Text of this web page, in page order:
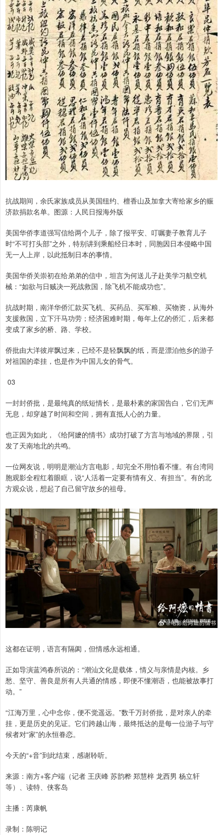
抗战期间，余氏家族成员从美国纽约、檀香山及加拿大寄给家乡的赈
济款捐款名单。图源：人民日报海外版
美国华侨李道强写信给两个儿子，除了报平安、叮嘱妻子教育儿子
时“不可打头部”之外，特别讲到乘船经日本时，同胞因日本侵略中国
无一人上岸，以此抵制日本的事情。
美国华侨关崇初在给弟弟的信中，坦言为何送儿子赴美学习航空机
械：“如欲与日贼决一死战救国，除飞机不能成功也”。
抗战时期，南洋华侨汇款买飞机、买药品、买军粮、买物资，从海外
支援救国，立下汗马功劳；经济困难时期，每年上亿的侨汇，后来都
变成了家乡的桥、路、学校。
侨批由大洋彼岸飘过来，已经不是轻飘飘的纸，而是漂泊他乡的游子
对祖国的牵挂，也是作为中国儿女的骨气。
03
一封封侨批，是最纯真的纸短情长，是最朴素的家国告白，它们无声
无息，却穿越了时间和空间，拥有直抵人心的力量。
也正因为如此，《给阿嬷的情书》成功打破了方言与地域的界限，引
发了天南地北的共鸣。
一位网友说，明明是潮汕方言电影，却完全不用怕看不懂。有台湾同
胞观影全程红着眼眶，说“人活着一定要有情有义、有担当”。有的北
方观众说，想起了自己留守故乡的祖母。
这都在证明，语言有隔阂，但情感永远相通。
正如导演蓝鸿春所说的：“潮汕文化是载体，情义与亲情是内核。乡
愁、坚守、善良是所有人共通的情感，即便不懂潮语，也能被故事打
动。”
“江海万里，心中念你，便不觉遥远。”数千万封侨批，是对亲人的牵
挂，更是历史的见证。它们跨越山海，最终抵达的是每一位游子与守
候者对“家”的永恒眷恋。
今天的“+音”到此结束，感谢聆听。
来源：南方+客户端（记者 王庆峰 苏韵桦 郑慧梓 龙西男 杨立轩
等）、读特、侠客岛
主播：芮康帆
录制：陈明记